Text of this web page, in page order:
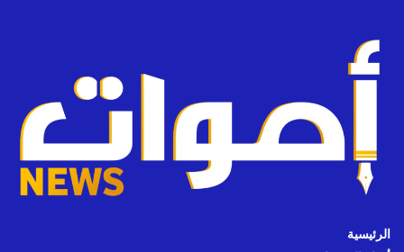
الرئيسية